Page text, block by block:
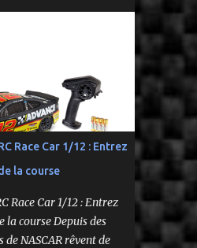
et décorée Radio à volant
Race Car 1/12 : Entrez
la course
Race Car 1/12 : Entrez
la course Depuis des
de NASCAR rêvent de